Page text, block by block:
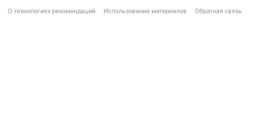
О технологиях рекомендаций Использование материалов Обратная связь